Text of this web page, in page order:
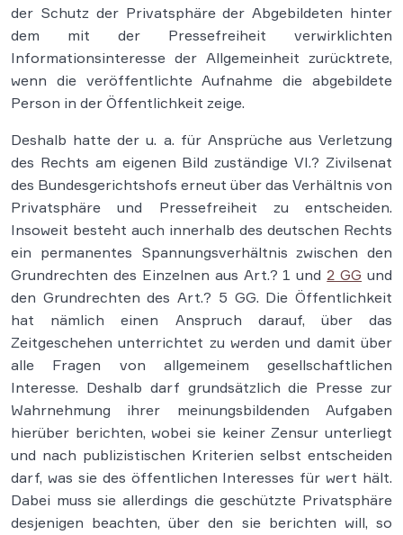
der Schutz der Privatsphäre der Abgebildeten hinter
dem mit der Pressefreiheit verwirklichten
Informationsinteresse der Allgemeinheit zurücktrete,
wenn die veröffentlichte Aufnahme die abgebildete
Person in der Öffentlichkeit zeige.
Deshalb hatte der u. a. für Ansprüche aus Verletzung
des Rechts am eigenen Bild zuständige VI.? Zivilsenat
des Bundesgerichtshofs erneut über das Verhältnis von
Privatsphäre und Pressefreiheit zu entscheiden.
Insoweit besteht auch innerhalb des deutschen Rechts
ein permanentes Spannungsverhältnis zwischen den
Grundrechten des Einzelnen aus Art.? 1 und 2 GG und
den Grundrechten des Art.? 5 GG. Die Öffentlichkeit
hat nämlich einen Anspruch darauf, über das
Zeitgeschehen unterrichtet zu werden und damit über
alle Fragen von allgemeinem gesellschaftlichen
Interesse. Deshalb darf grundsätzlich die Presse zur
Wahrnehmung ihrer meinungsbildenden Aufgaben
hierüber berichten, wobei sie keiner Zensur unterliegt
und nach publizistischen Kriterien selbst entscheiden
darf, was sie des öffentlichen Interesses für wert hält.
Dabei muss sie allerdings die geschützte Privatsphäre
desjenigen beachten, über den sie berichten will, so